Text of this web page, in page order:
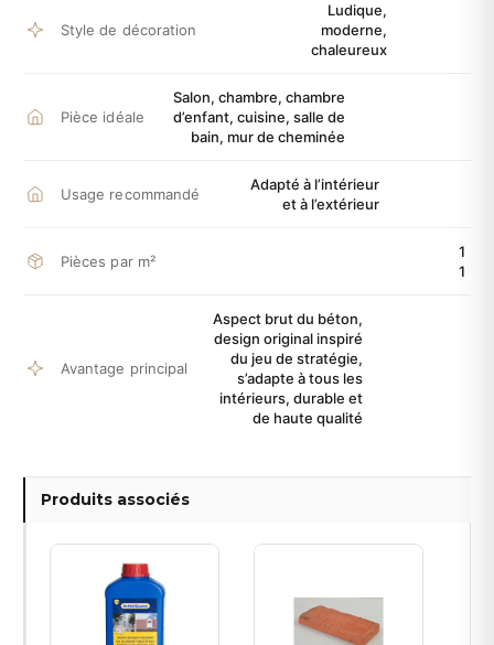
Style de décoration
Ludique,
moderne,
chaleureux
Pièce idéale
Salon, chambre, chambre
d’enfant, cuisine, salle de
bain, mur de cheminée
Usage recommandé
Adapté à l’intérieur
et à l’extérieur
Pièces par m²
1
1
Avantage principal
Aspect brut du béton,
design original inspiré
du jeu de stratégie,
s’adapte à tous les
intérieurs, durable et
de haute qualité
Produits associés